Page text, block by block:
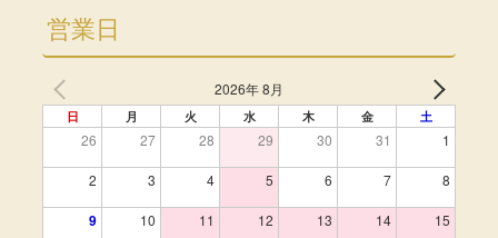
営業日
2026年 8月
日 月 火 水 木 金 土
26 27 28 29 30 31 1
2 3 4 5 6 7 8
9 10 11 12 13 14 15